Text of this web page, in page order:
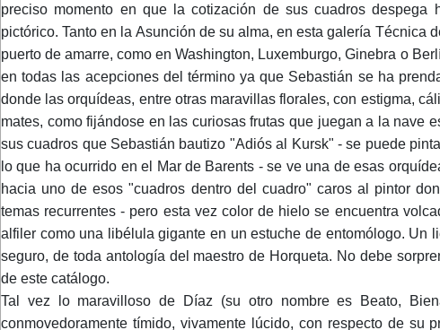
preciso momento en que la cotización de sus cuadros
pictórico. Tanto en la Asunción de su alma, en esta galería Técnica
puerto de amarre, como en Washington, Luxemburgo, Ginebra o
en todas las acepciones del término ya que Sebastián se ha
donde las orquídeas, entre otras maravillas florales, con estigma,
mates, como fijándose en las curiosas frutas que juegan a la nave
sus cuadros que Sebastián bautizo "Adiós al Kursk" - se puede
lo que ha ocurrido en el Mar de Barents - se ve una de esas
hacia uno de esos "cuadros dentro del cuadro" caros al pintor
temas recurrentes - pero esta vez color de hielo se encuentra
alfiler como una libélula gigante en un estuche de entomólogo. Un
seguro, de toda antología del maestro de Horqueta. No debe
de este catálogo.
Tal vez lo maravilloso de Díaz (su otro nombre es Beato,
conmovedoramente tímido, vivamente lúcido, con respecto de su